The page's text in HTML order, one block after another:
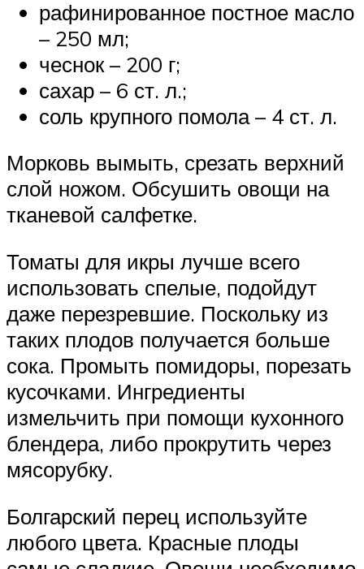
рафинированное постное масло
– 250 мл;
чеснок – 200 г;
сахар – 6 ст. л.;
соль крупного помола – 4 ст. л.
Морковь вымыть, срезать верхний
слой ножом. Обсушить овощи на
тканевой салфетке.
Томаты для икры лучше всего
использовать спелые, подойдут
даже перезревшие. Поскольку из
таких плодов получается больше
сока. Промыть помидоры, порезать
кусочками. Ингредиенты
измельчить при помощи кухонного
блендера, либо прокрутить через
мясорубку.
Болгарский перец используйте
любого цвета. Красные плоды